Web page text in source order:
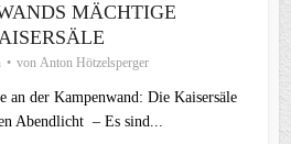
MÄCHTIGE
von Anton Hötzelsperger
an der Kampenwand: Die Kaisersäle
Abendlicht – Es sind...